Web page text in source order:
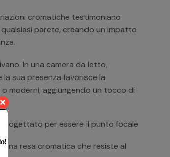
cromatiche testimoniano
parete, creando un impatto
In una camera da letto,
sua presenza favorisce la
moderni, aggiungendo un tocco di
per essere il punto focale
resa cromatica che resiste al